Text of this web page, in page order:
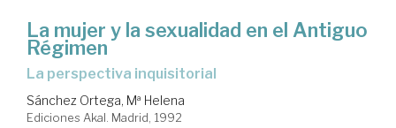
La mujer y la sexualidad en el Antiguo
Régimen
la perspectiva inquisitorial
Sánchez Ortega, Mª Helena
Ediciones Akal. Madrid, 1992